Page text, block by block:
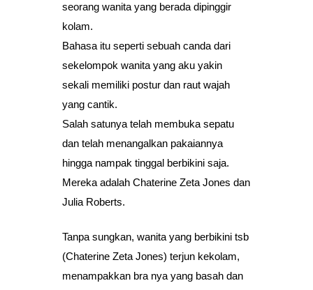
seorang wanita yang berada dipinggir
kolam.
Bahasa itu seperti sebuah canda dari
sekelompok wanita yang aku yakin
sekali memiliki postur dan raut wajah
yang cantik.
Salah satunya telah membuka sepatu
dan telah menangalkan pakaiannya
hingga nampak tinggal berbikini saja.
Mereka adalah Chaterine Zeta Jones dan
Julia Roberts.
Tanpa sungkan, wanita yang berbikini tsb
(Chaterine Zeta Jones) terjun kekolam,
menampakkan bra nya yang basah dan